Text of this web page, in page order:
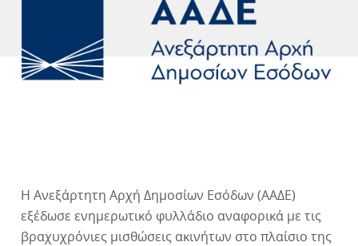
Η Ανεξάρτητη Αρχή Δημοσίων Εσόδων (ΑΑΔΕ)
εξέδωσε ενημερωτικό φυλλάδιο αναφορικά με τις
βραχυχρόνιες μισθώσεις ακινήτων στο πλαίσιο της